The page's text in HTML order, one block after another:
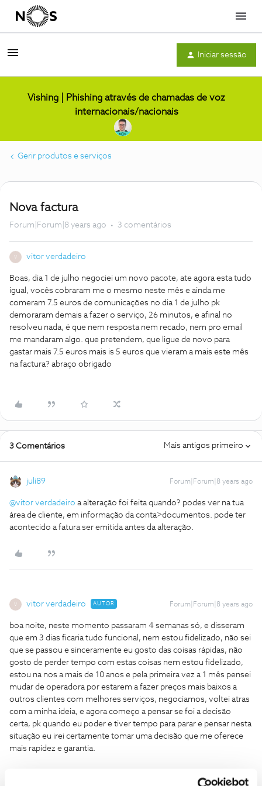
Menu
Iniciar sessão
Vishing | Phishing através de chamadas de voz
internacionais/nacionais
Gerir produtos e serviços
Nova factura
Forum|Forum|8 years ago 3 comentários
V vitor verdadeiro
Boas, dia 1 de julho negociei um novo pacote, ate agora esta tudo
igual, vocês cobraram me o mesmo neste mês e ainda me
comeram 7.5 euros de comunicações no dia 1 de julho pk
demoraram demais a fazer o serviço, 26 minutos, e afinal no
resolveu nada, é que nem resposta nem recado, nem pro email
me mandaram algo. que pretendem, que ligue de novo para
gastar mais 7.5 euros mais is 5 euros que vieram a mais este mês
na factura? abraço obrigado
3 Comentários Mais antigos primeiro
juli89 Forum|Forum|8 years ago
@vitor verdadeiro a alteração foi feita quando? podes ver na tua
área de cliente, em informação da conta>documentos. pode ter
acontecido a fatura ser emitida antes da alteração.
V vitor verdadeiro AUTOR Forum|Forum|8 years ago
boa noite, neste momento passaram 4 semanas só, e disseram
que em 3 dias ficaria tudo funcional, nem estou fidelizado, não sei
que se passou e sinceramente eu gosto das coisas rápidas, não
gosto de perder tempo com estas coisas nem estou fidelizado,
estou na nos a mais de 10 anos e pela primeira vez a 1 mês pensei
mudar de operadora por estarem a fazer preços mais baixos a
outros clientes com melhores serviços, negociamos, voltei atras
com a minha ideia, e agora começo a pensar se foi a decisão
certa, pk quando eu poder e tiver tempo para parar e pensar nesta
situação eu irei certamente tomar uma decisão que me oferece
mais rapidez e garantia.